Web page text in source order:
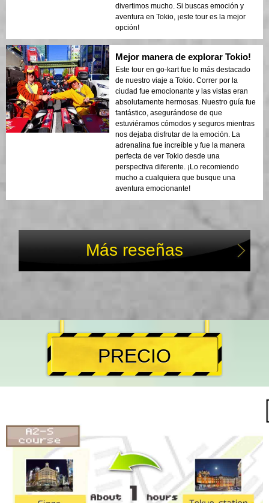
divertimos mucho. Si buscas emoción y
aventura en Tokio, ¡este tour es la mejor
opción!
Mejor manera de explorar Tokio!
Este tour en go-kart fue lo más destacado
de nuestro viaje a Tokio. Correr por la
ciudad fue emocionante y las vistas eran
absolutamente hermosas. Nuestro guía fue
fantástico, asegurándose de que
estuviéramos cómodos y seguros mientras
nos dejaba disfrutar de la emoción. La
adrenalina fue increíble y fue la manera
perfecta de ver Tokio desde una
perspectiva diferente. ¡Lo recomiendo
mucho a cualquiera que busque una
aventura emocionante!
Más reseñas
PRECIO